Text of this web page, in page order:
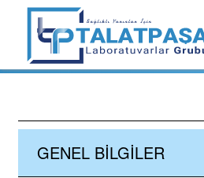
GENEL BILGILER